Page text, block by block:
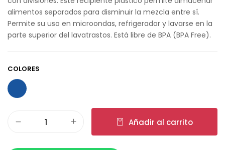
alimentos separados para disminuir la mezcla entre sí.
Permite su uso en microondas, refrigerador y lavarse en la
parte superior del lavatrastos. Está libre de BPA (BPA Free).
COLORES
Añadir al carrito